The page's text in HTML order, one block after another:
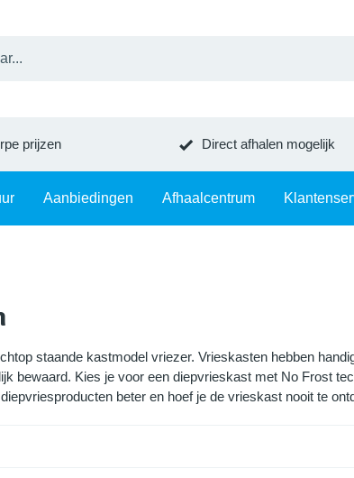
prijzen Direct afhalen mogelijk
Aanbiedingen Afhaalcentrum
staande kastmodel vriezer. Vrieskasten hebben
bewaard. Kies je voor een diepvrieskast met No Frost
beter en hoef je de vrieskast nooit te